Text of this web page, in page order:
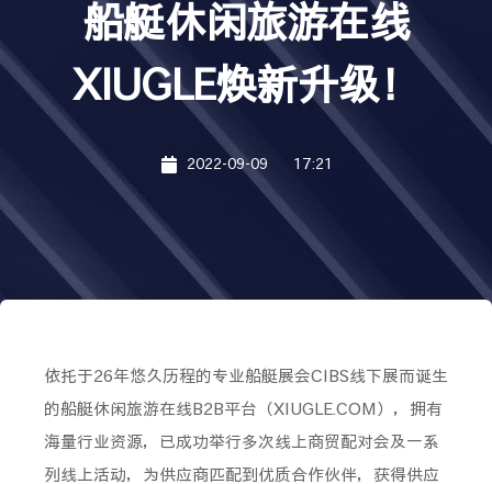
船艇休闲旅游在线
XIUGLE焕新升级！
2022-09-09 17:21
依托于26年悠久历程的专业船艇展会CIBS线下展而诞生
的船艇休闲旅游在线B2B平台（XIUGLE.COM），拥有
海量行业资源，已成功举行多次线上商贸配对会及一系
列线上活动，为供应商匹配到优质合作伙伴，获得供应